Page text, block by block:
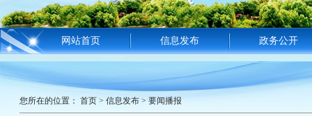
网站首页 信息发布 政务公开
您所在的位置： 首页 > 信息发布 > 要闻播报